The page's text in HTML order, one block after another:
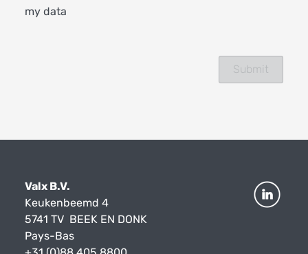
my data
Valx B.V.
Keukenbeemd 4
5741 TV BEEK EN DONK
Pays-Bas